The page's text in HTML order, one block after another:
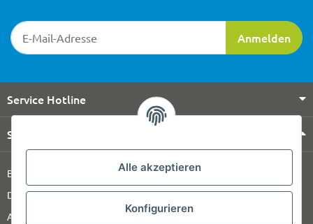
Alle akzeptieren
Konfigurieren
Newsletter-Registrierung
Anmelden
Service Hotline
Shop Service
Barrierefreiheitserklärung
Datenschutz
AGB